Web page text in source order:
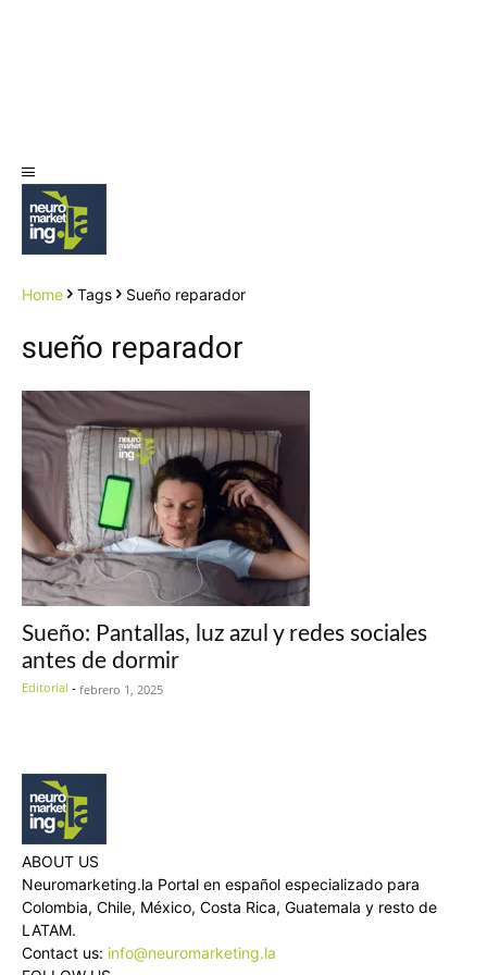
Home Tags Sueño reparador
sueño reparador
Sueño: Pantallas, luz azul y redes sociales
antes de dormir
Editorial - febrero 1, 2025
ABOUT US
Neuromarketing.la Portal en español especializado para
Colombia, Chile, México, Costa Rica, Guatemala y resto de
LATAM.
Contact us: info@neuromarketing.la